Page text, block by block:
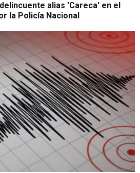
alias 'Careca' en el
la Policía Nacional